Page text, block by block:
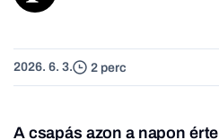
2026. 6. 3. 2 perc
A csapás azon a napon